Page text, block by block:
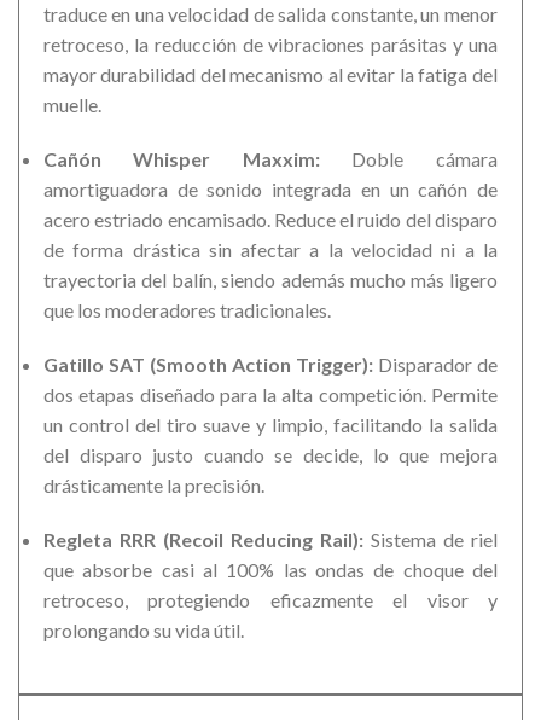
traduce en una velocidad de salida constante, un menor
retroceso, la reducción de vibraciones parásitas y una
mayor durabilidad del mecanismo al evitar la fatiga del
muelle.
Cañón Whisper Maxxim: Doble cámara
amortiguadora de sonido integrada en un cañón de
acero estriado encamisado. Reduce el ruido del disparo
de forma drástica sin afectar a la velocidad ni a la
trayectoria del balín, siendo además mucho más ligero
que los moderadores tradicionales.
Gatillo SAT (Smooth Action Trigger): Disparador de
dos etapas diseñado para la alta competición. Permite
un control del tiro suave y limpio, facilitando la salida
del disparo justo cuando se decide, lo que mejora
drásticamente la precisión.
Regleta RRR (Recoil Reducing Rail): Sistema de riel
que absorbe casi al 100% las ondas de choque del
retroceso, protegiendo eficazmente el visor y
prolongando su vida útil.